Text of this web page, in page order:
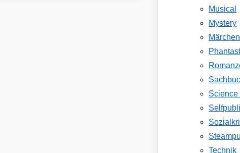
Musical
Mystery
Märchen
Science
Technik